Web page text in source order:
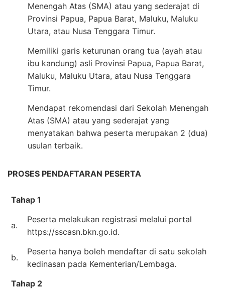
Menengah Atas (SMA) atau yang sederajat di
Provinsi Papua, Papua Barat, Maluku, Maluku
Utara, atau Nusa Tenggara Timur.
Memiliki garis keturunan orang tua (ayah atau
ibu kandung) asli Provinsi Papua, Papua Barat,
Maluku, Maluku Utara, atau Nusa Tenggara
Timur.
Mendapat rekomendasi dari Sekolah Menengah
Atas (SMA) atau yang sederajat yang
menyatakan bahwa peserta merupakan 2 (dua)
usulan terbaik.
PROSES PENDAFTARAN PESERTA
Tahap 1
a.
Peserta melakukan registrasi melalui portal
https://sscasn.bkn.go.id.
b.
Peserta hanya boleh mendaftar di satu sekolah
kedinasan pada Kementerian/Lembaga.
Tahap 2